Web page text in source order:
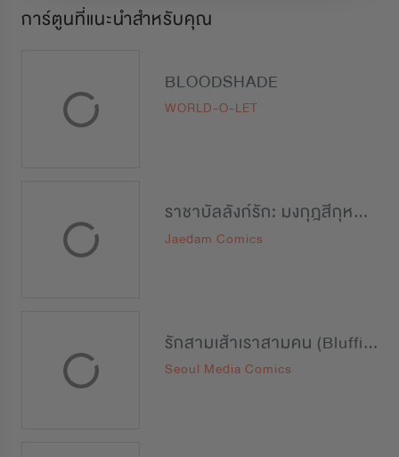
การ์ตูนที่แนะนำสำหรับคุณ
BLOODSHADE
WORLD-O-LET
ราชาบัลลังก์รัก: มงกุฎสีกุหลาบ
Jaedam Comics
รักสามเส้าเราสามคน (Bluffing)
Seoul Media Comics